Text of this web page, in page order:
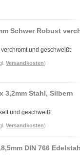
Schwer Robust
und geschweißt
Versandkosten)
3,2mm Stahl, Silbern
und geschweißt
Versandkosten)
DIN 766